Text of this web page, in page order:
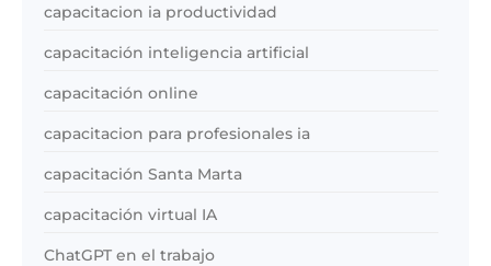
capacitacion ia productividad
capacitación inteligencia artificial
capacitación online
capacitacion para profesionales ia
capacitación Santa Marta
capacitación virtual IA
ChatGPT en el trabajo